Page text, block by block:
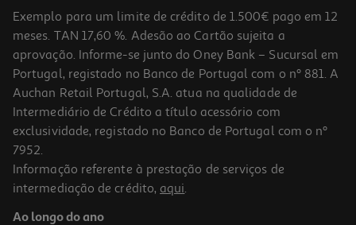
Saco Para Presente Auchan Tamanho L Modelos Sortidos
2.29 €/un
Exemplo para um limite de crédito de 1.500€ pago em 12
meses. TAN 17,60 %. Adesão ao Cartão sujeita a
aprovação. Informe-se junto do Oney Bank – Sucursal em
Portugal, registado no Banco de Portugal com o nº 881. A
Auchan Retail Portugal, S.A. atua na qualidade de
Intermediário de Crédito a título acessório com
exclusividade, registado no Banco de Portugal com o nº
7952.
Informação referente à prestação de serviços de
intermediação de crédito, aqui.
Ao longo do ano